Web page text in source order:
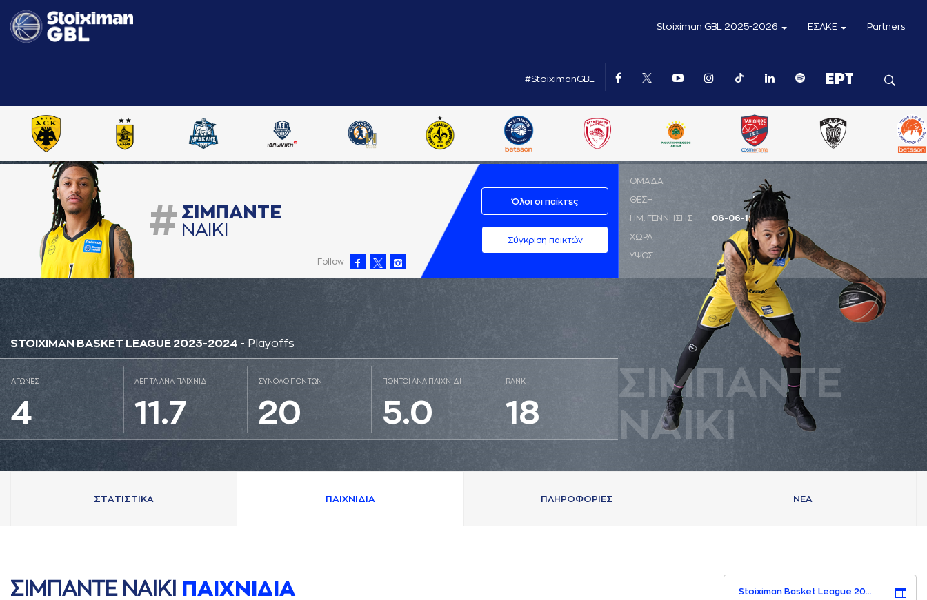
Stoiximan GBL 2025-2026 ΕΣΑΚΕ Partners
#StoiximanGBL
# ΣΙΜΠAΝΤΕ
ΝAΙΚΙ
Follow
Όλοι οι παίκτες
Σύγκριση παικτών
STOIXIMAN BASKET LEAGUE 2023-2024 - Playoffs
ΑΓΩΝΕΣ
4
ΛΕΠΤΑ ΑΝΑ ΠΑΙΧΝΙΔΙ
11.7
ΣΥΝΟΛΟ ΠΟΝΤΩΝ
20
ΠΟΝΤΟΙ ΑΝΑ ΠΑΙΧΝΙΔΙ
5.0
RANK
18
ΣΙΜΠAΝΤΕ
ΝAΙΚΙ
ΟΜΑΔΑ
ΘΕΣΗ PG
ΗΜ. ΓΕΝΝΗΣΗΣ 06-06-1999
ΧΩΡΑ ΗΠΑ
ΥΨΟΣ 1,93 μ.
ΣΤAΤΙΣΤΙΚA ΠAΙΧΝΙΔΙA ΠΛΗΡΟΦΟΡΙΕΣ ΝΕA
ΣΙΜΠAΝΤΕ ΝAΙΚΙ ΠAΙΧΝΙΔΙA Stoiximan Basket League 2023-2024